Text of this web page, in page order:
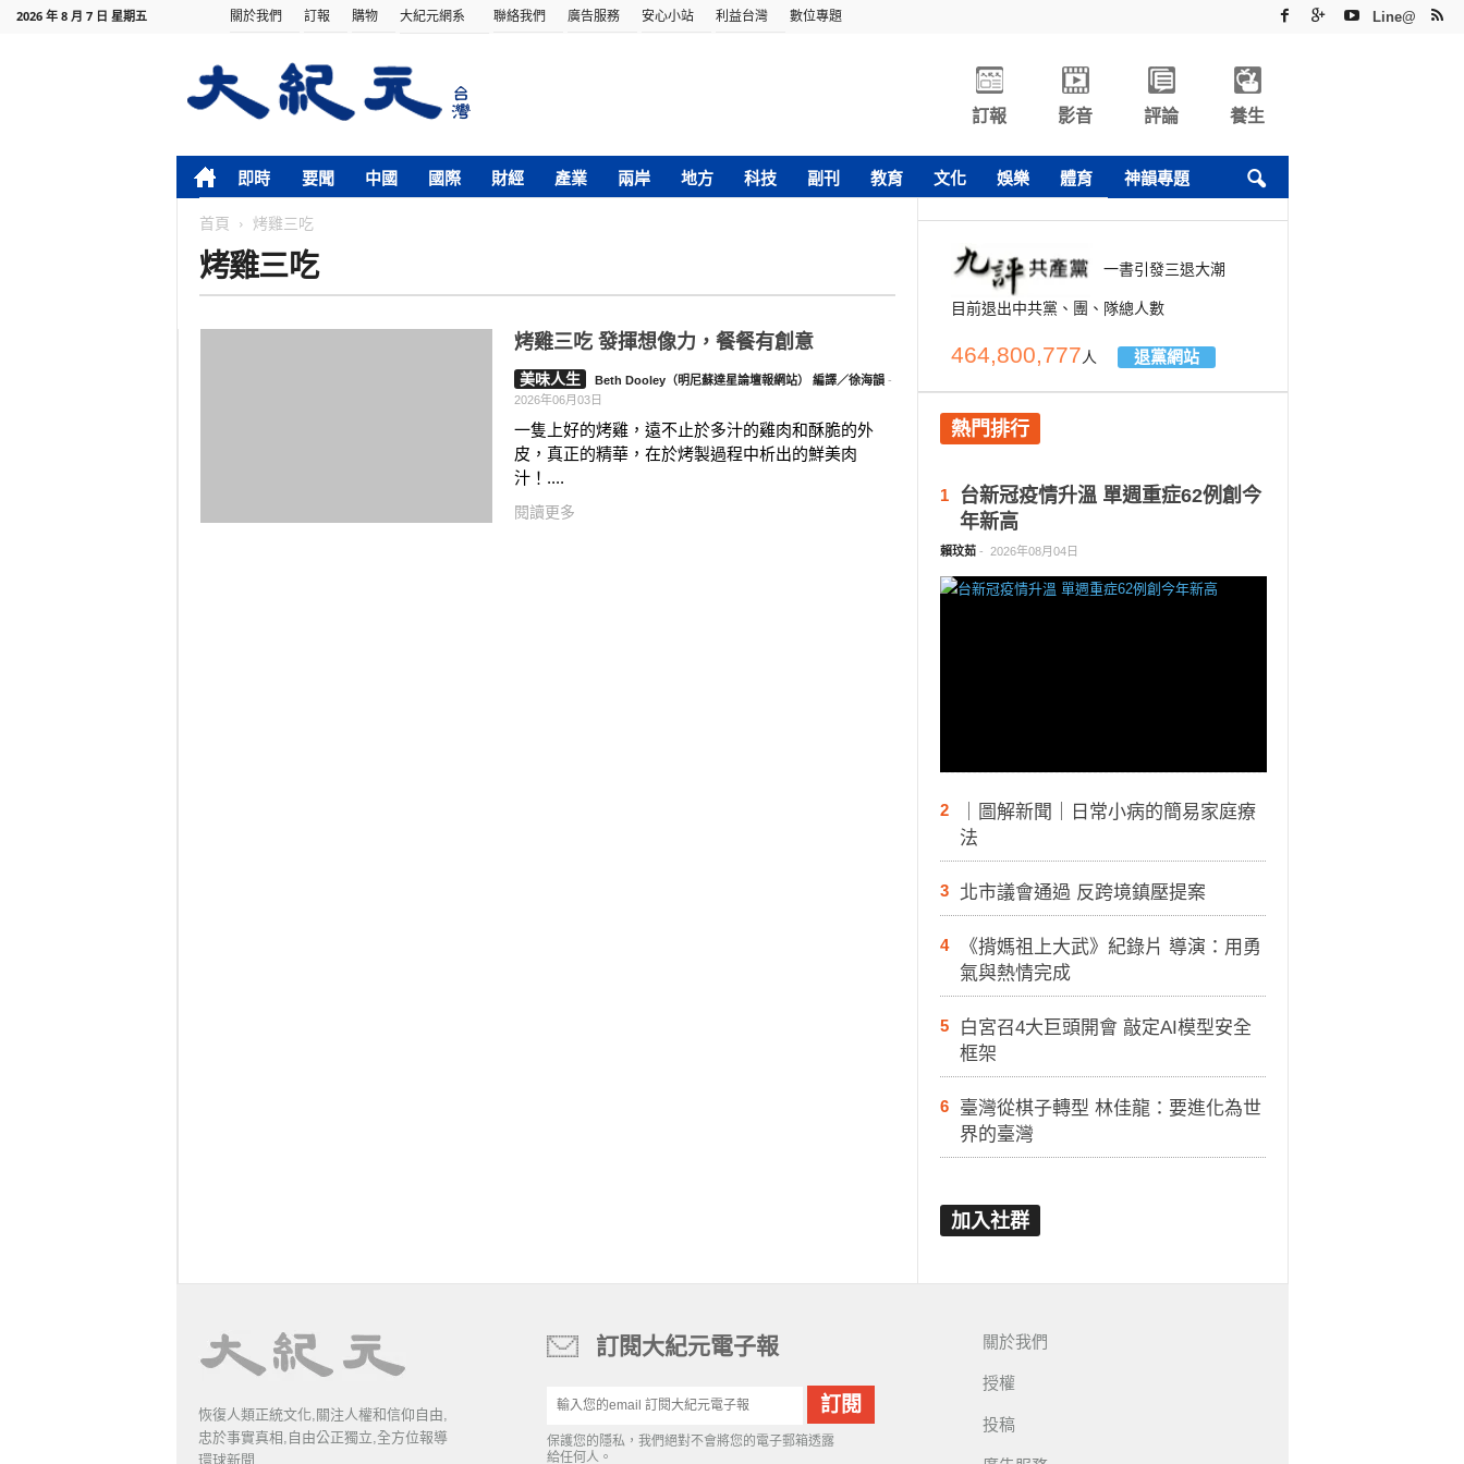
2026 年 8 月 7 日 星期五 關於我們 訂報 購物 大紀元網系 聯絡我們 廣告服務 安心小站 利益台灣 數位專題 Line@
訂報 影音 評論 養生
即時 要聞 中國 國際 財經 產業 兩岸 地方 科技 副刊 教育 文化 娛樂 體育 神韻專題
首頁 烤雞三吃
烤雞三吃
烤雞三吃 發揮想像力，餐餐有創意
美味人生 Beth Dooley（明尼蘇達星論壇報網站） 編譯／徐海韻 -
2026年06月03日
一隻上好的烤雞，遠不止於多汁的雞肉和酥脆的外
皮，真正的精華，在於烤製過程中析出的鮮美肉
汁！....
閱讀更多
一書引發三退大潮
目前退出中共黨、團、隊總人數
464,800,777人 退黨網站
熱門排行
1
台新冠疫情升溫 單週重症62例創今
年新高
賴玟茹 - 2026年08月04日
2
｜圖解新聞｜日常小病的簡易家庭療
法
3 北市議會通過 反跨境鎮壓提案
4
《揹媽祖上大武》紀錄片 導演：用勇
氣與熱情完成
5
白宮召4大巨頭開會 敲定AI模型安全
框架
6
臺灣從棋子轉型 林佳龍：要進化為世
界的臺灣
加入社群
恢復人類正統文化,關注人權和信仰自由,
忠於事實真相,自由公正獨立,全方位報導
環球新聞
訂閱大紀元電子報
保護您的隱私，我們絕對不會將您的電子郵箱透露
給任何人。
關於我們
授權
投稿